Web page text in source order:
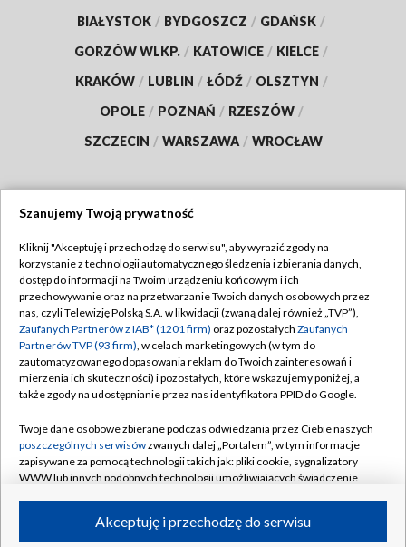
BIAŁYSTOK / BYDGOSZCZ / GDAŃSK /
GORZÓW WLKP. / KATOWICE / KIELCE /
KRAKÓW / LUBLIN / ŁÓDŹ / OLSZTYN /
OPOLE / POZNAŃ / RZESZÓW /
SZCZECIN / WARSZAWA / WROCŁAW
TVP
Abonament TVP
Emisja w TVP
Centrum informacji TVP
Naziemna Telewizja Cyfrowa
Rada Programowa
System NOS
Informacje o nadawcy
Program dla prasy
Regulamin TVP
Polityka prywatności
Moje zgody
Pomoc
Kontakt
Kanały
Szanujemy Twoją prywatność
Kliknij "Akceptuję i przechodzę do serwisu", aby wyrazić zgody na
korzystanie z technologii automatycznego śledzenia i zbierania danych,
dostęp do informacji na Twoim urządzeniu końcowym i ich
przechowywanie oraz na przetwarzanie Twoich danych osobowych przez
nas, czyli Telewizję Polską S.A. w likwidacji (zwaną dalej również „TVP”),
Zaufanych Partnerów z IAB* (1201 firm) oraz pozostałych Zaufanych
Partnerów TVP (93 firm), w celach marketingowych (w tym do
zautomatyzowanego dopasowania reklam do Twoich zainteresowań i
mierzenia ich skuteczności) i pozostałych, które wskazujemy poniżej, a
także zgody na udostępnianie przez nas identyfikatora PPID do Google.
Twoje dane osobowe zbierane podczas odwiedzania przez Ciebie naszych
poszczególnych serwisówzwanych dalej „Portalem”, w tym informacje
zapisywane za pomocą technologii takich jak: pliki cookie, sygnalizatory
WWW lub innych podobnych technologii umożliwiających świadczenie
ruchu w Internecie.Akceptuję i przechodzę do serwisu